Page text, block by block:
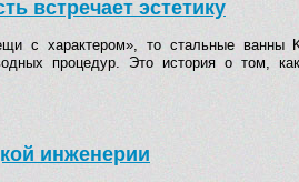
встречает эстетику
с характером», то стальные ванны
процедур. Это история о том,
инженерии